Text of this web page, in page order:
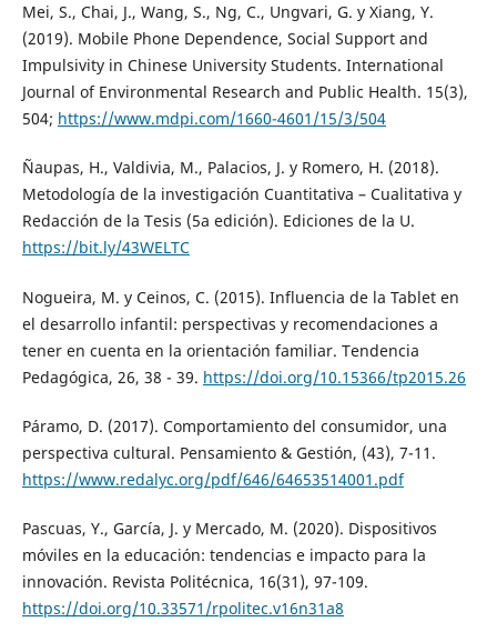
Mei, S., Chai, J., Wang, S., Ng, C., Ungvari, G. y Xiang, Y.
(2019). Mobile Phone Dependence, Social Support and
Impulsivity in Chinese University Students. International
Journal of Environmental Research and Public Health. 15(3),
504; https://www.mdpi.com/1660-4601/15/3/504
Ñaupas, H., Valdivia, M., Palacios, J. y Romero, H. (2018).
Metodología de la investigación Cuantitativa – Cualitativa y
Redacción de la Tesis (5a edición). Ediciones de la U.
https://bit.ly/43WELTC
Nogueira, M. y Ceinos, C. (2015). Influencia de la Tablet en
el desarrollo infantil: perspectivas y recomendaciones a
tener en cuenta en la orientación familiar. Tendencia
Pedagógica, 26, 38 - 39. https://doi.org/10.15366/tp2015.26
Páramo, D. (2017). Comportamiento del consumidor, una
perspectiva cultural. Pensamiento & Gestión, (43), 7-11.
https://www.redalyc.org/pdf/646/64653514001.pdf
Pascuas, Y., García, J. y Mercado, M. (2020). Dispositivos
móviles en la educación: tendencias e impacto para la
innovación. Revista Politécnica, 16(31), 97-109.
https://doi.org/10.33571/rpolitec.v16n31a8